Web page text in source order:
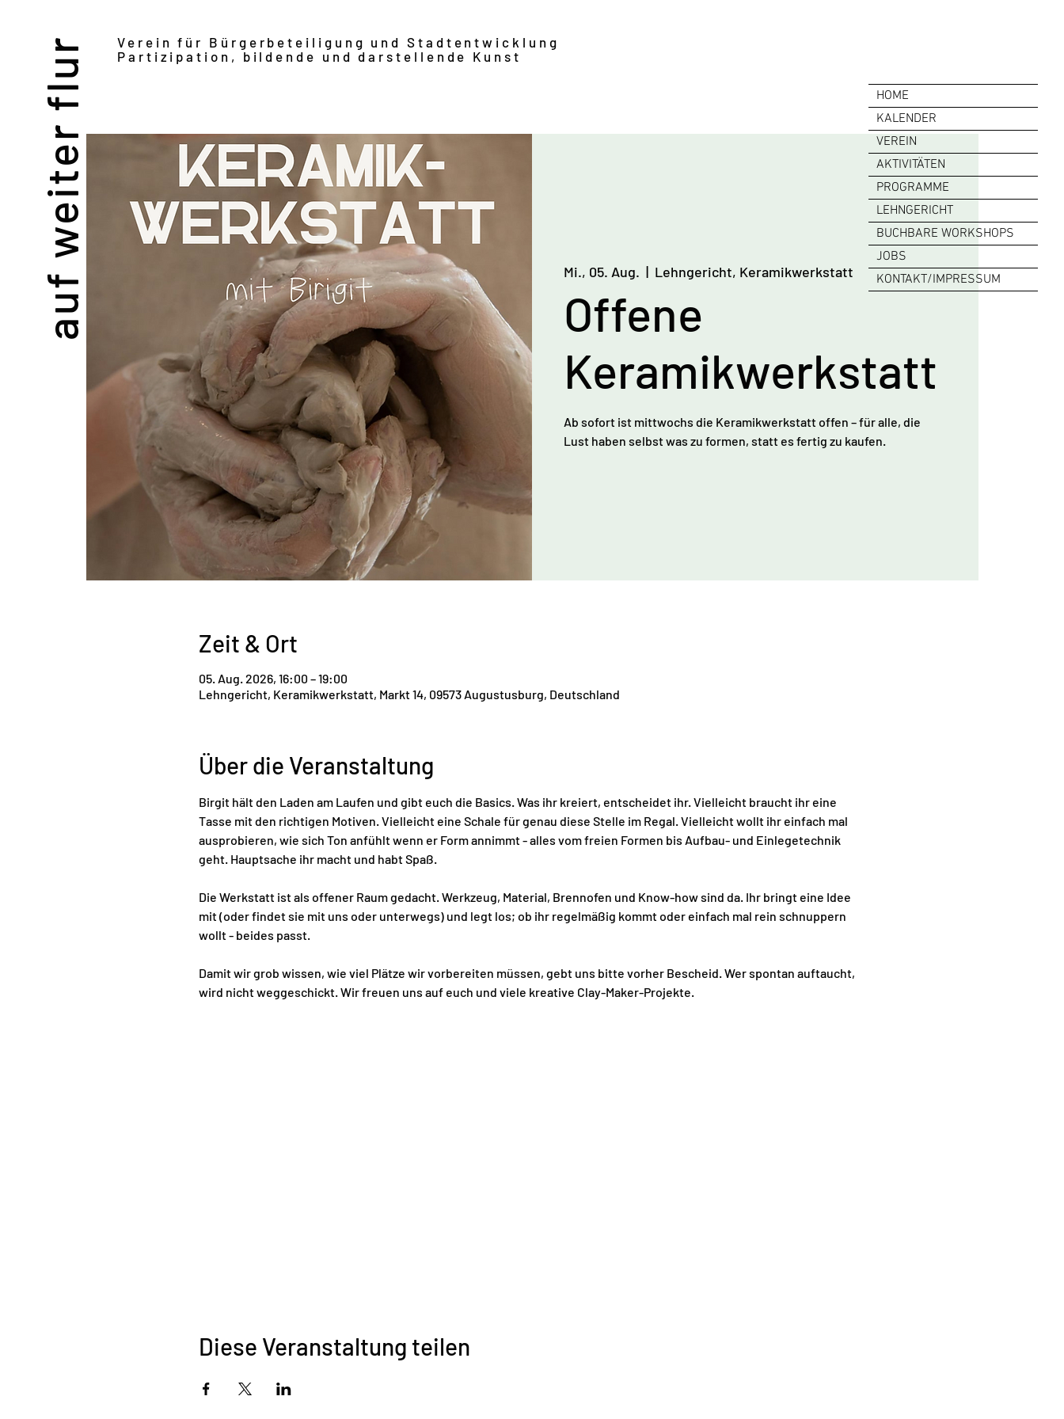
auf weiter flur
HOME
KALENDER
VEREIN
AKTIVITÄTEN
PROGRAMME
LEHNGERICHT
BUCHBARE WORKSHOPS
JOBS
KONTAKT/IMPRESSUM
Verein für Bürgerbeteiligung und Stadtentwicklung
Partizipation, bildende und darstellende Kunst
Mi., 05. Aug.
  |
Lehngericht, Keramikwerkstatt
Offene
Keramikwerkstatt
Ab sofort ist mittwochs die Keramikwerkstatt offen – für alle, die
Lust haben selbst was zu formen, statt es fertig zu kaufen.
Zeit & Ort
05. Aug. 2026, 16:00 – 19:00
Lehngericht, Keramikwerkstatt, Markt 14, 09573 Augustusburg, Deutschland
Über die Veranstaltung
Birgit hält den Laden am Laufen und gibt euch die Basics. Was ihr kreiert, entscheidet ihr. Vielleicht braucht ihr eine
Tasse mit den richtigen Motiven. Vielleicht eine Schale für genau diese Stelle im Regal. Vielleicht wollt ihr einfach mal
ausprobieren, wie sich Ton anfühlt wenn er Form annimmt - alles vom freien Formen bis Aufbau- und Einlegetechnik
geht. Hauptsache ihr macht und habt Spaß.
Die Werkstatt ist als offener Raum gedacht. Werkzeug, Material, Brennofen und Know-how sind da. Ihr bringt eine Idee
mit (oder findet sie mit uns oder unterwegs) und legt los; ob ihr regelmäßig kommt oder einfach mal rein schnuppern
wollt - beides passt.
Damit wir grob wissen, wie viel Plätze wir vorbereiten müssen, gebt uns bitte vorher Bescheid. Wer spontan auftaucht,
wird nicht weggeschickt. Wir freuen uns auf euch und viele kreative Clay-Maker-Projekte.
Diese Veranstaltung teilen